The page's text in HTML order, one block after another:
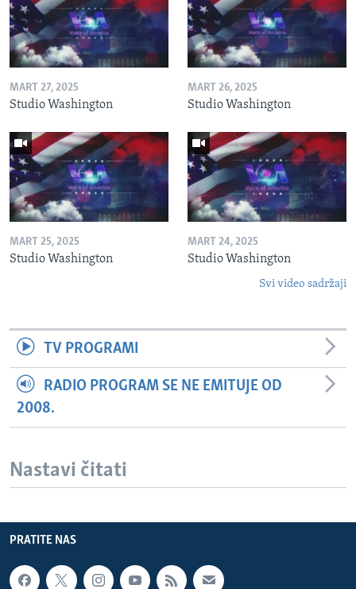
MART 27, 2025
Studio Washington
MART 26, 2025
Studio Washington
MART 25, 2025
Studio Washington
MART 24, 2025
Studio Washington
Svi video sadržaji
TV PROGRAMI
RADIO PROGRAM SE NE EMITUJE OD
2008.
Nastavi čitati
PRATITE NAS